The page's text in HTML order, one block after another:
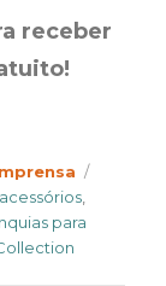
receber
para